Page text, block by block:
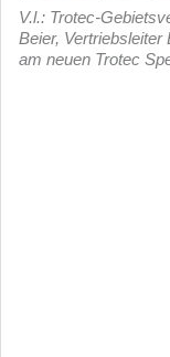
V.l.: Trotec-
Beier, Vertriebsleiter
am neuen Trotec